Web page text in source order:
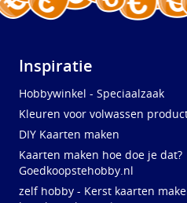
Inspiratie
Hobbywinkel - Speciaalzaak
Kleuren voor volwassen
DIY Kaarten maken
Kaarten maken hoe doe je dat?
Goedkoopstehobby.nl
zelf hobby - Kerst kaarten